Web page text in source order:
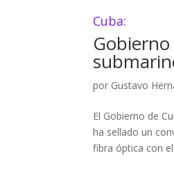
Cuba:
por Gustavo
El Gobierno de
ha sellado un
fibra óptica con